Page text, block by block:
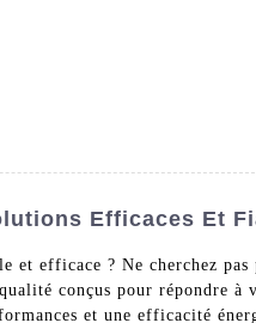
Efficaces Et
et efficace ? Ne cherchez
conçus pour répondre
et une efficacité